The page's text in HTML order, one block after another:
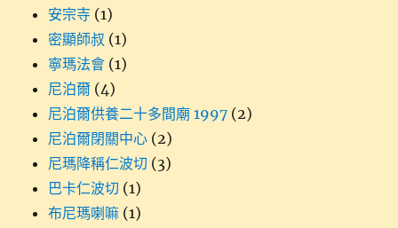
安宗寺 (1)
密顯師叔 (1)
寧瑪法會 (1)
尼泊爾 (4)
尼泊爾供養二十多間廟 1997 (2)
尼泊爾閉關中心 (2)
尼瑪降稱仁波切 (3)
巴卡仁波切 (1)
布尼瑪喇嘛 (1)